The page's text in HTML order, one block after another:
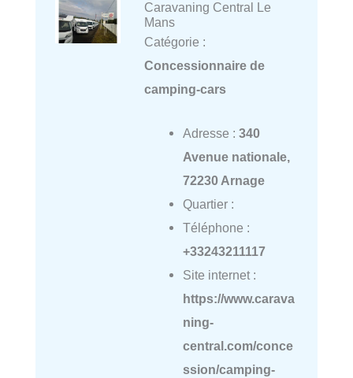
Caravaning Central Le
Mans
Catégorie :
Concessionnaire de
camping-cars
Adresse : 340
Avenue nationale,
72230 Arnage
Quartier :
Téléphone :
+33243211117
Site internet :
https://www.carava
ning-
central.com/conce
ssion/camping-